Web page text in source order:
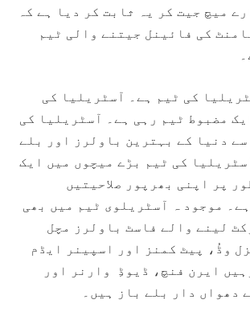
میچ جیت کر یہ ثابت کر دیا ہے کہ
کی فائینل جیتنے والی ٹیم
مضبوط ٹیم رہی ہے۔ آسٹریلیا کی
دنیا کے بہترین باولرز اور بلے
کی ٹیم بڑے میچوں میں ایک
پر اپنی بھرپور صلاحیتیں
موجود ہ آسٹریلوی ٹیم میں بھی
لینے والے فاسٹ باولرز مچل
وڈُ، پیٹ کمنز اور اسپینر ایڈم
ایرن فنچ، ڈیوڈِ وارنر اور
دھواں دار بلے باز ہیں۔